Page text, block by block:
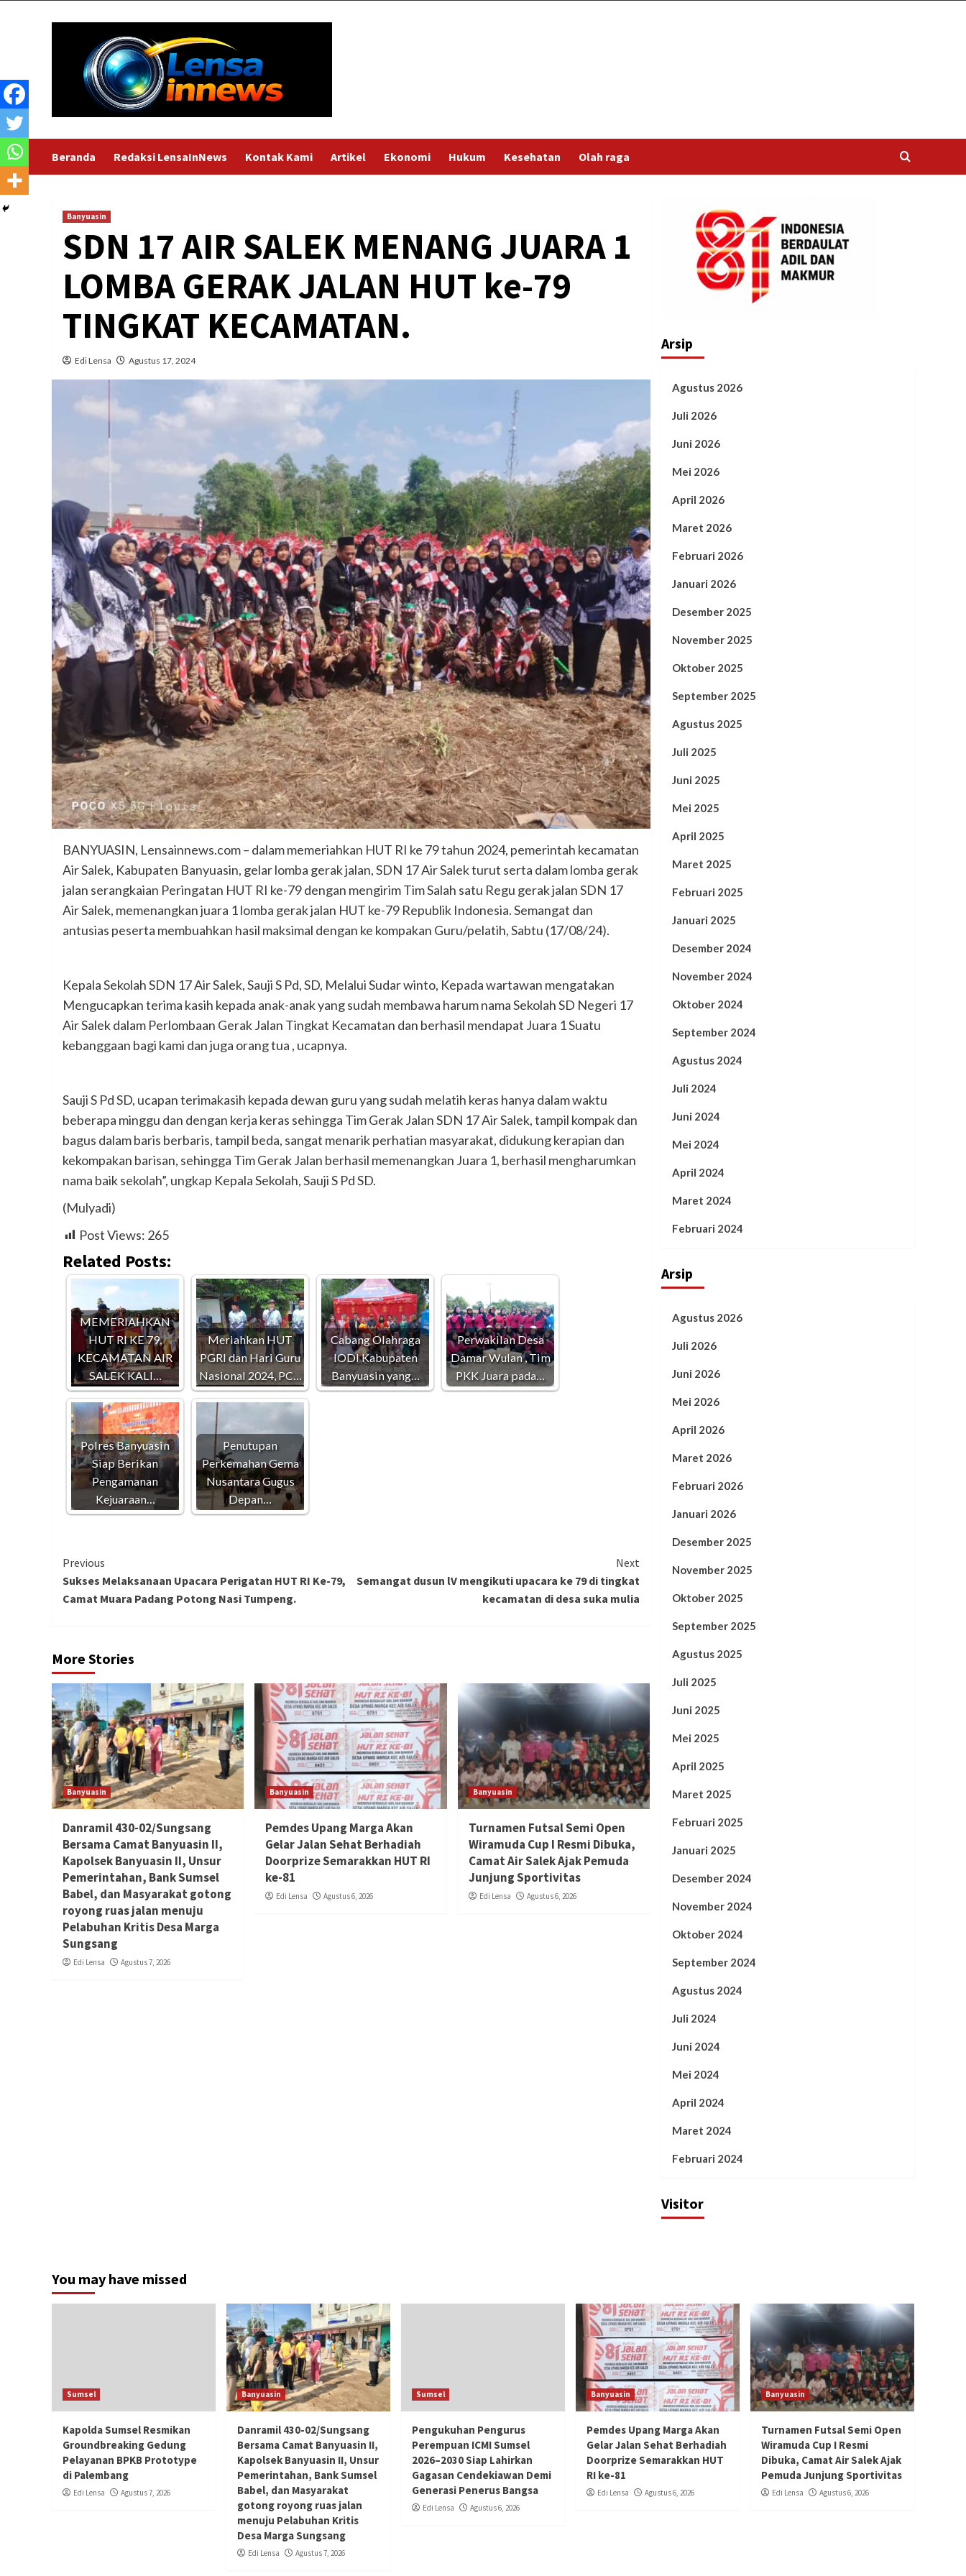
Beranda Redaksi LensaInNews Kontak Kami Artikel Ekonomi Hukum Kesehatan Olah raga
Banyuasin
SDN 17 AIR SALEK MENANG JUARA 1
LOMBA GERAK JALAN HUT ke-79
TINGKAT KECAMATAN.
Edi Lensa Agustus 17, 2024
BANYUASIN, Lensainnews.com – dalam memeriahkan HUT RI ke 79 tahun 2024, pemerintah kecamatan
Air Salek, Kabupaten Banyuasin, gelar lomba gerak jalan, SDN 17 Air Salek turut serta dalam lomba gerak
jalan serangkaian Peringatan HUT RI ke-79 dengan mengirim Tim Salah satu Regu gerak jalan SDN 17
Air Salek, memenangkan juara 1 lomba gerak jalan HUT ke-79 Republik Indonesia. Semangat dan
antusias peserta membuahkan hasil maksimal dengan ke kompakan Guru/pelatih, Sabtu (17/08/24).
Kepala Sekolah SDN 17 Air Salek, Sauji S Pd, SD, Melalui Sudar winto, Kepada wartawan mengatakan
Mengucapkan terima kasih kepada anak-anak yang sudah membawa harum nama Sekolah SD Negeri 17
Air Salek dalam Perlombaan Gerak Jalan Tingkat Kecamatan dan berhasil mendapat Juara 1 Suatu
kebanggaan bagi kami dan juga orang tua , ucapnya.
Sauji S Pd SD, ucapan terimakasih kepada dewan guru yang sudah melatih keras hanya dalam waktu
beberapa minggu dan dengan kerja keras sehingga Tim Gerak Jalan SDN 17 Air Salek, tampil kompak dan
bagus dalam baris berbaris, tampil beda, sangat menarik perhatian masyarakat, didukung kerapian dan
kekompakan barisan, sehingga Tim Gerak Jalan berhasil memenangkan Juara 1, berhasil mengharumkan
nama baik sekolah”, ungkap Kepala Sekolah, Sauji S Pd SD.
(Mulyadi)
Post Views: 265
Related Posts:
MEMERIAHKAN
HUT RI KE 79,
KECAMATAN AIR
SALEK KALI…
Meriahkan HUT
PGRI dan Hari Guru
Nasional 2024, PC…
Cabang Olahraga
IODI Kabupaten
Banyuasin yang…
Perwakilan Desa
Damar Wulan , Tim
PKK Juara pada…
Polres Banyuasin
Siap Berikan
Pengamanan
Kejuaraan…
Penutupan
Perkemahan Gema
Nusantara Gugus
Depan…
Continue
Reading
Previous
Sukses Melaksanaan Upacara Perigatan HUT RI Ke-79,
Camat Muara Padang Potong Nasi Tumpeng.
Next
Semangat dusun lV mengikuti upacara ke 79 di tingkat
kecamatan di desa suka mulia
More Stories
Banyuasin
Danramil 430-02/Sungsang
Bersama Camat Banyuasin II,
Kapolsek Banyuasin II, Unsur
Pemerintahan, Bank Sumsel
Babel, dan Masyarakat gotong
royong ruas jalan menuju
Pelabuhan Kritis Desa Marga
Sungsang
Edi Lensa Agustus 7, 2026
Banyuasin
Pemdes Upang Marga Akan
Gelar Jalan Sehat Berhadiah
Doorprize Semarakkan HUT RI
ke-81
Edi Lensa Agustus 6, 2026
Banyuasin
Turnamen Futsal Semi Open
Wiramuda Cup I Resmi Dibuka,
Camat Air Salek Ajak Pemuda
Junjung Sportivitas
Edi Lensa Agustus 6, 2026
Arsip
Agustus 2026
Juli 2026
Juni 2026
Mei 2026
April 2026
Maret 2026
Februari 2026
Januari 2026
Desember 2025
November 2025
Oktober 2025
September 2025
Agustus 2025
Juli 2025
Juni 2025
Mei 2025
April 2025
Maret 2025
Februari 2025
Januari 2025
Desember 2024
November 2024
Oktober 2024
September 2024
Agustus 2024
Juli 2024
Juni 2024
Mei 2024
April 2024
Maret 2024
Februari 2024
Arsip
Agustus 2026
Juli 2026
Juni 2026
Mei 2026
April 2026
Maret 2026
Februari 2026
Januari 2026
Desember 2025
November 2025
Oktober 2025
September 2025
Agustus 2025
Juli 2025
Juni 2025
Mei 2025
April 2025
Maret 2025
Februari 2025
Januari 2025
Desember 2024
November 2024
Oktober 2024
September 2024
Agustus 2024
Juli 2024
Juni 2024
Mei 2024
April 2024
Maret 2024
Februari 2024
Visitor
You may have missed
Sumsel
Kapolda Sumsel Resmikan
Groundbreaking Gedung
Pelayanan BPKB Prototype
di Palembang
Edi Lensa Agustus 7, 2026
Banyuasin
Danramil 430-02/Sungsang
Bersama Camat Banyuasin II,
Kapolsek Banyuasin II, Unsur
Pemerintahan, Bank Sumsel
Babel, dan Masyarakat
gotong royong ruas jalan
menuju Pelabuhan Kritis
Desa Marga Sungsang
Edi Lensa Agustus 7, 2026
Sumsel
Pengukuhan Pengurus
Perempuan ICMI Sumsel
2026–2030 Siap Lahirkan
Gagasan Cendekiawan Demi
Generasi Penerus Bangsa
Edi Lensa Agustus 6, 2026
Banyuasin
Pemdes Upang Marga Akan
Gelar Jalan Sehat Berhadiah
Doorprize Semarakkan HUT
RI ke-81
Edi Lensa Agustus 6, 2026
Banyuasin
Turnamen Futsal Semi Open
Wiramuda Cup I Resmi
Dibuka, Camat Air Salek Ajak
Pemuda Junjung Sportivitas
Edi Lensa Agustus 6, 2026